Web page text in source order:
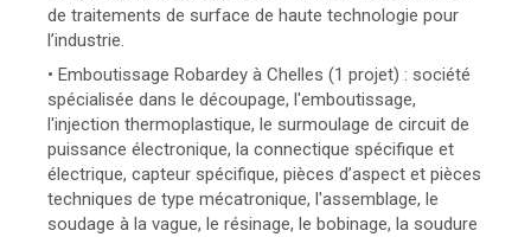
de traitements de surface de haute technologie pour
l’industrie.
• Emboutissage Robardey à Chelles (1 projet) : société
spécialisée dans le découpage, l'emboutissage,
l'injection thermoplastique, le surmoulage de circuit de
puissance électronique, la connectique spécifique et
électrique, capteur spécifique, pièces d’aspect et pièces
techniques de type mécatronique, l'assemblage, le
soudage à la vague, le résinage, le bobinage, la soudure